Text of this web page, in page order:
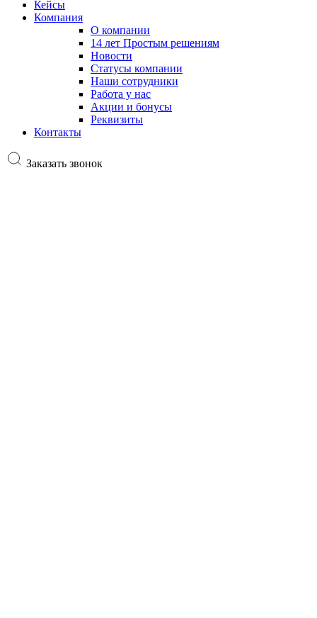
Кейсы
Компания
О компании
14 лет Простым решениям
Новости
Статусы компании
Наши сотрудники
Работа у нас
Акции и бонусы
Реквизиты
Контакты
Заказать звонок